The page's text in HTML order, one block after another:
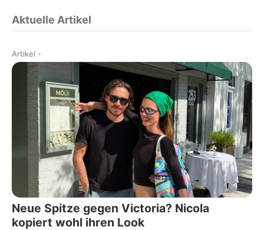
Aktuelle Artikel
Artikel -
Neue Spitze gegen Victoria? Nicola
kopiert wohl ihren Look